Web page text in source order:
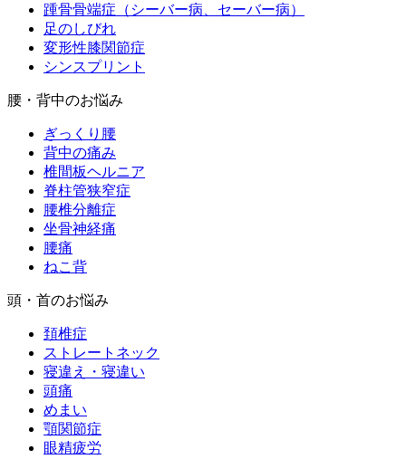
踵骨骨端症（シーバー病、セーバー病）
足のしびれ
変形性膝関節症
シンスプリント
腰・背中のお悩み
ぎっくり腰
背中の痛み
椎間板ヘルニア
脊柱管狭窄症
腰椎分離症
坐骨神経痛
腰痛
ねこ背
頭・首のお悩み
頚椎症
ストレートネック
寝違え・寝違い
頭痛
めまい
顎関節症
眼精疲労